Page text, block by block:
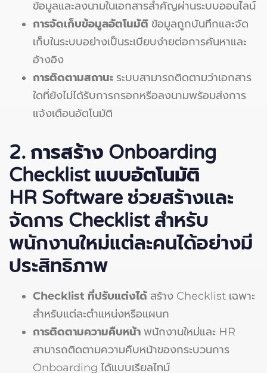
ข้อมูลและลงนามในเอกสารสำคัญผ่านระบบออนไลน์
การจัดเก็บข้อมูลอัตโนมัติ ข้อมูลถูกบันทึกและจัด
เก็บในระบบอย่างเป็นระเบียบง่ายต่อการค้นหาและ
อ้างอิง
การติดตามสถานะ ระบบสามารถติดตามว่าเอกสาร
ใดที่ยังไม่ได้รับการกรอกหรือลงนามพร้อมส่งการ
แจ้งเตือนอัตโนมัติ
2. การสร้าง Onboarding
Checklist แบบอัตโนมัติ
HR Software ช่วยสร้างและ
จัดการ Checklist สำหรับ
พนักงานใหม่แต่ละคนได้อย่างมี
ประสิทธิภาพ
Checklist ที่ปรับแต่งได้ สร้าง Checklist เฉพาะ
สำหรับแต่ละตำแหน่งหรือแผนก
การติดตามความคืบหน้า พนักงานใหม่และ HR
สามารถติดตามความคืบหน้าของกระบวนการ
Onboarding ได้แบบเรียลไทม์